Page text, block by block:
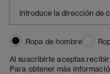
Ropa de hombre
Al suscribirte aceptas
Para obtener más